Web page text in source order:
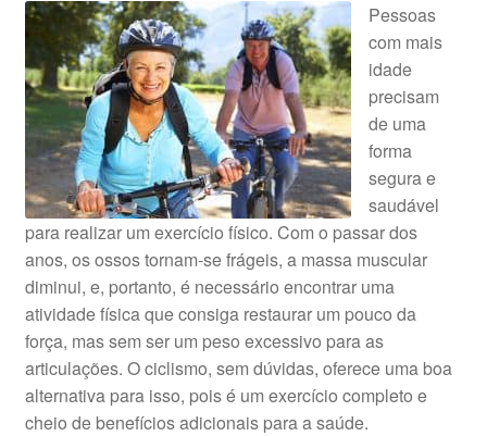
Pessoas
com mais
idade
precisam
de uma
forma
segura e
saudável
para realizar um exercício físico. Com o passar dos
anos, os ossos tornam-se frágeis, a massa muscular
diminui, e, portanto, é necessário encontrar uma
atividade física que consiga restaurar um pouco da
força, mas sem ser um peso excessivo para as
articulações. O ciclismo, sem dúvidas, oferece uma boa
alternativa para isso, pois é um exercício completo e
cheio de benefícios adicionais para a saúde.